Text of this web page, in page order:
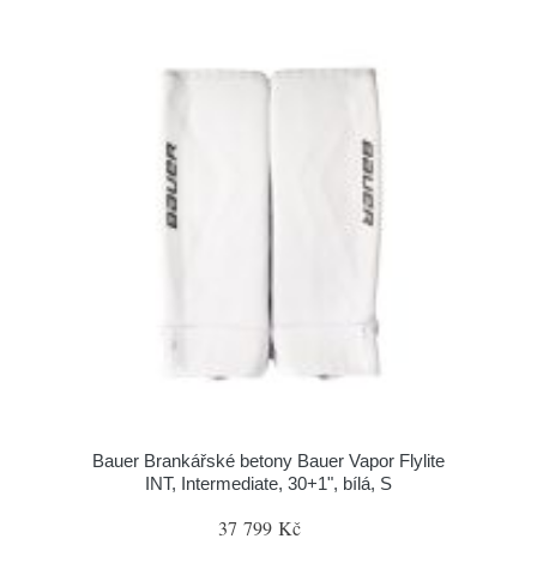
Bauer Brankářské betony Bauer Vapor Flylite
INT, Intermediate, 30+1", bílá, S
37 799 Kč